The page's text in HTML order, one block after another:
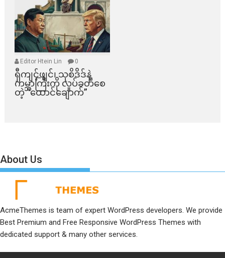
Editor Htein Lin 0
ရှီကျင့်ဖျင်၊ သုစိဒိဒ်နဲ့
ကမ္ဘာကြီးကို လှုပ်ခတ်စေ
တဲ့ “ထောင်ချောက်”
About Us
AcmeThemes is team of expert WordPress developers. We provide
Best Premium and Free Responsive WordPress Themes with
dedicated support & many other services.